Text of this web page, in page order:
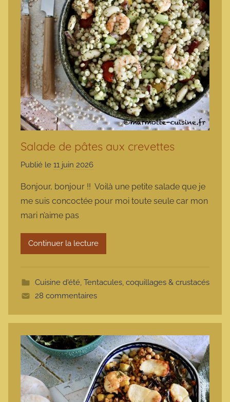
Salade de pâtes aux crevettes
Publié le 11 juin 2026
m
r
m
t
e
Bonjour, bonjour !! Voilà une petite salade que je
me suis concoctée pour moi toute seule car mon
mari n’aime pas
Continuer la lecture
Cuisine d'été, Tentacules, coquillages & crustacés
28 commentaires